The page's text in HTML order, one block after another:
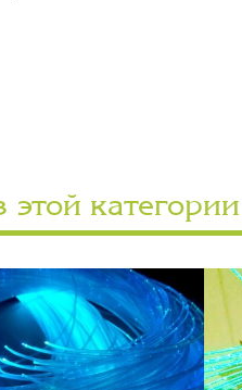
категории